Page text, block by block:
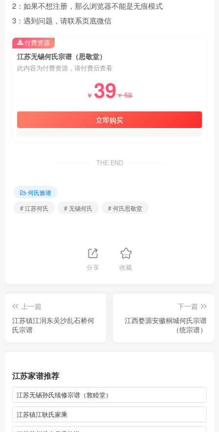
2：如果不想注册，那么浏览器不能是无痕模式
3：遇到问题，请联系页底微信
江苏无锡何氏宗谱（思敬堂）
此内容为付费资源，请付费后查看
￥ 39￥59
立即购买
付费资源
THE END
何氏族谱
# 江苏何氏
# 无锡何氏 # 何氏思敬堂
分享 收藏
上一篇
江苏镇江润东吴沙乱石桥何
氏宗谱
下一篇
江西婺源安徽桐城何氏宗谱
（统宗谱）
江苏家谱推荐
江苏无锡孙氏续修宗谱（敦睦堂）
江苏镇江耿氏家乘